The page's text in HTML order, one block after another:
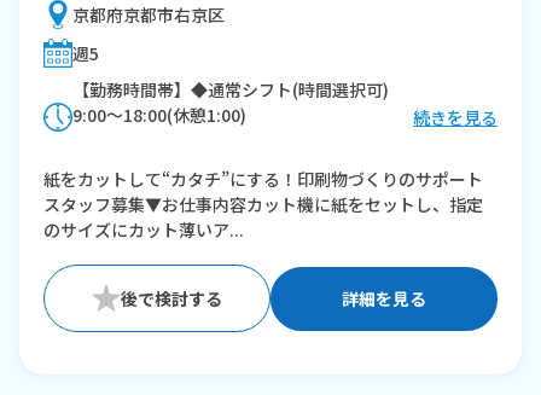
京都府京都市右京区
週5
【勤務時間帯】◆通常シフト(時間選択可)
9:00〜18:00(休憩1:00)
※残業：20〜40時間程度/月
続きを見る
紙をカットして“カタチ”にする！印刷物づくりのサポート
スタッフ募集▼お仕事内容カット機に紙をセットし、指定
のサイズにカット薄いア...
詳細を見る